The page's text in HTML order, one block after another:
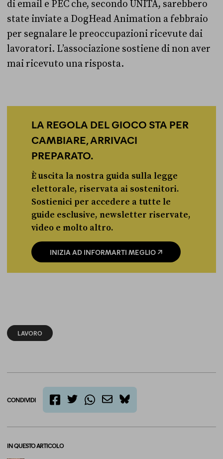
di email e PEC che, secondo UNITA, sarebbero
state inviate a DogHead Animation a febbraio
per segnalare le preoccupazioni ricevute dai
lavoratori. L’associazione sostiene di non aver
mai ricevuto una risposta.
LA REGOLA DEL GIOCO STA PER
CAMBIARE, ARRIVACI
PREPARATO.
È uscita la nostra guida sulla legge
elettorale, riservata ai sostenitori.
Sostienici per accedere a tutte le
guide esclusive, newsletter riservate,
video e molto altro.
INIZIA AD INFORMARTI MEGLIO
LAVORO
CONDIVIDI
bluesky
IN QUESTO ARTICOLO